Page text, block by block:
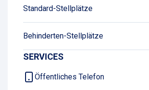
Standard-Stellplätze
Behinderten-Stellplätze
SERVICES
Öffentliches Telefon